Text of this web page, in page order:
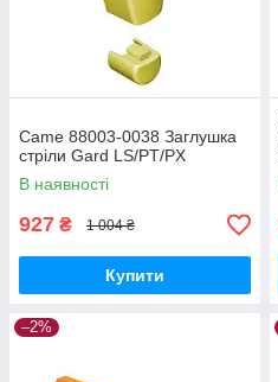
Came 88003-0038 Заглушка
стріли Gard LS/PT/PX
В наявності
927 ₴ 1 004 ₴
Купити
–2%